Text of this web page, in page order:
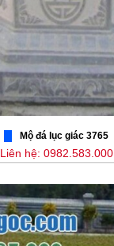
Mộ đá lục giác 3765
Liên hệ: 0982.583.000